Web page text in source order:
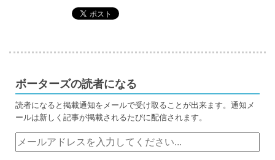
ボーターズの読者になる
読者になると掲載通知をメールで受け取ることが出来ます。通知メ
ールは新しく記事が掲載されるたびに配信されます。